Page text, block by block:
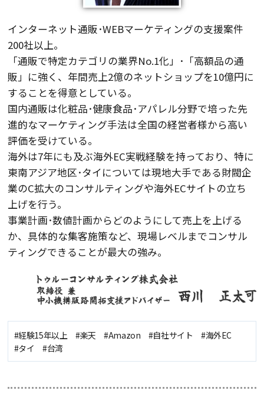
インターネット通販･WEBマーケティングの支援案件
200社以上。
「通販で特定カテゴリの業界No.1化」･「高額品の通
販」に強く、年間売上2億のネットショップを10億円に
することを得意としている。
国内通販は化粧品･健康食品･アパレル分野で培った先
進的なマーケティング手法は全国の経営者様から高い
評価を受けている。
海外は7年にも及ぶ海外EC実戦経験を持っており、特に
東南アジア地区･タイについては現地大手である財閥企
業のC拡大のコンサルティングや海外ECサイトの立ち
上げを行う。
事業計画･数値計画からどのようにして売上を上げる
か、具体的な集客施策など、現場レベルまでコンサル
ティングできることが最大の強み。
#経験15年以上 #楽天 #Amazon #自社サイト #海外EC
#タイ #台湾